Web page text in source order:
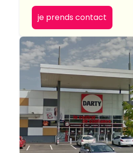
je prends contact